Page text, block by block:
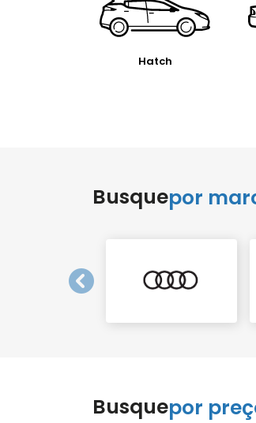
Hatch
Busquepor
templates.template-
Busquepor